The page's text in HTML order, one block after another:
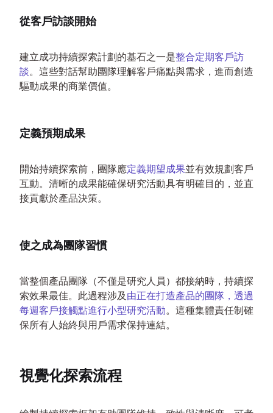
從客戶訪談開始
建立成功持續探索計劃的基石之一是整合定期客戶訪
談。這些對話幫助團隊理解客戶痛點與需求，進而創造
驅動成果的商業價值。
定義預期成果
開始持續探索前，團隊應定義期望成果並有效規劃客戶
互動。清晰的成果能確保研究活動具有明確目的，並直
接貢獻於產品決策。
使之成為團隊習慣
當整個產品團隊（不僅是研究人員）都接納時，持續探
索效果最佳。此過程涉及 由正在打造產品的團隊，透過
每週客戶接觸點進行小型研究活動。這種集體責任制確
保所有人始終與用戶需求保持連結。
視覺化探索流程